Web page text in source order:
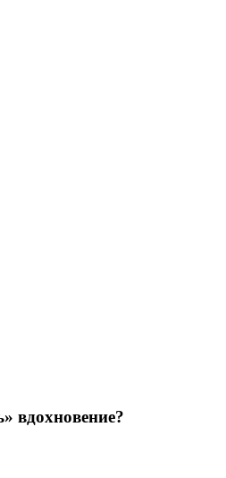
вдохновение?